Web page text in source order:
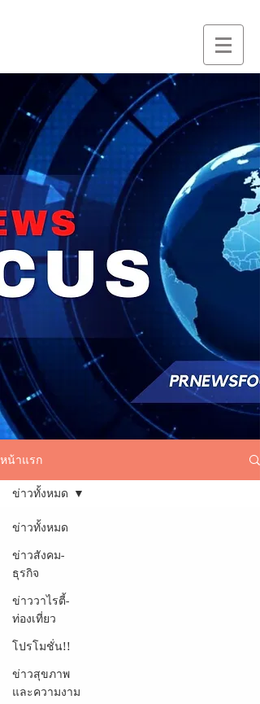
หน้าแรก
ข่าวทั้งหมด
ข่าวสังคม-
ธุรกิจ
ข่าววาไรตี้-
ท่องเที่ยว
โปรโมชั่น!!
ข่าวสุขภาพ
และความงาม
ข่าวทั้งหมด